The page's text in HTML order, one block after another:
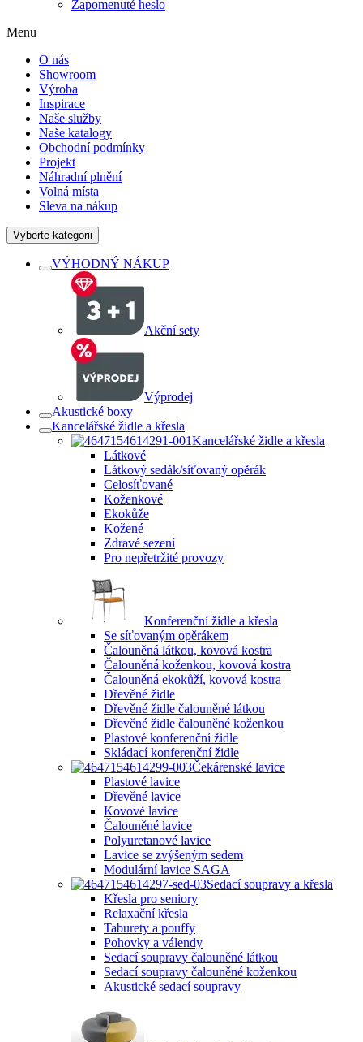
Zapomenuté heslo
Menu
O nás
Showroom
Výroba
Inspirace
Naše služby
Naše katalogy
Obchodní podmínky
Projekt
Náhradní plnění
Volná místa
Sleva na nákup
Vyberte kategorii
VÝHODNÝ NÁKUP
Akční sety
Výprodej
Akustické boxy
Kancelářské židle a křesla
Kancelářské židle a křesla
Látkové
Látkový sedák/síťovaný opěrák
Celosíťované
Koženkové
Ekokůže
Kožené
Zdravé sezení
Pro nepřetržité provozy
Konferenční židle a křesla
Se síťovaným opěrákem
Čalouněná látkou, kovová kostra
Čalouněná koženkou, kovová kostra
Čalouněná ekokůží, kovová kostra
Dřevěné židle
Dřevěné židle čalouněné látkou
Dřevěné židle čalouněné koženkou
Plastové konferenční židle
Skládací konferenční židle
Čekárenské lavice
Plastové lavice
Dřevěné lavice
Kovové lavice
Čalouněné lavice
Polyuretanové lavice
Lavice se zvýšeným sedem
Modulární lavice SAGA
Sedací soupravy a křesla
Křesla pro seniory
Relaxační křesla
Taburety a pouffy
Pohovky a válendy
Sedací soupravy čalouněné látkou
Sedací soupravy čalouněné koženkou
Akustické sedací soupravy